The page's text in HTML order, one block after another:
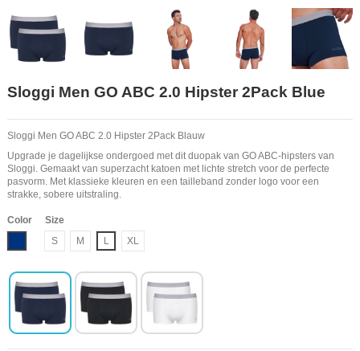
Sloggi Men GO ABC 2.0 Hipster 2Pack Blue
Sloggi Men GO ABC 2.0 Hipster 2Pack Blauw
Upgrade je dagelijkse ondergoed met dit duopak van GO ABC-hipsters van
Sloggi. Gemaakt van superzacht katoen met lichte stretch voor de perfecte
pasvorm. Met klassieke kleuren en een tailleband zonder logo voor een
strakke, sobere uitstraling.
Color
Size
S
M L XL